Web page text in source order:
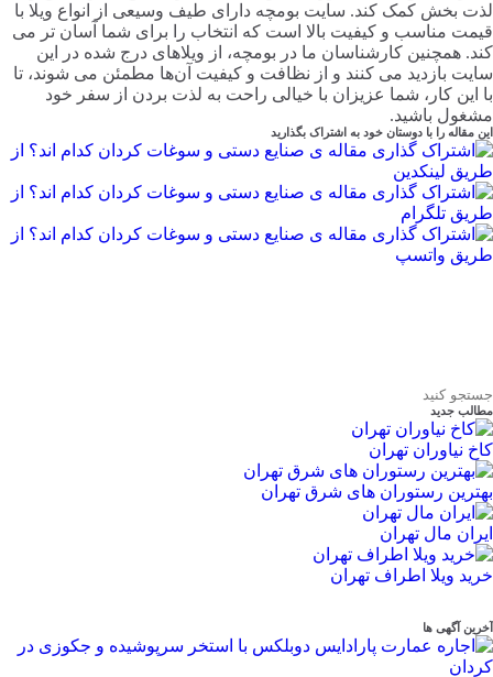
لذت بخش کمک کند. سایت بومچه دارای طیف وسیعی از انواع ویلا با
قیمت مناسب و کیفیت بالا است که انتخاب را برای شما آسان تر می
کند. همچنین کارشناسان ما در بومچه، از ویلاهای درج شده در این
سایت بازدید می کنند و از نظافت و کیفیت آن‌ها مطمئن می شوند، تا
با این کار، شما عزیزان با خیالی راحت به لذت بردن از سفر خود
مشغول باشید.
این مقاله را با دوستان خود به اشتراک بگذارید
مطالب جدید
کاخ نیاوران تهران
بهترین رستوران های شرق تهران
ایران مال تهران
خرید ویلا اطراف تهران
آخرین آگهی ها